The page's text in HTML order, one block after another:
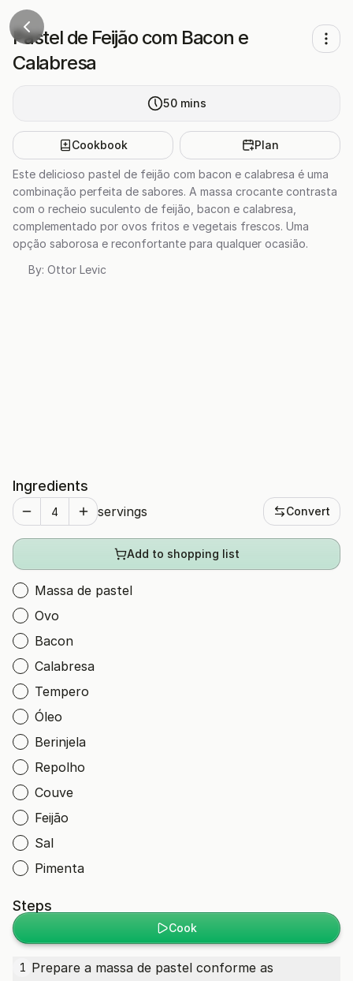
Pastel de Feijão com Bacon e
Calabresa
50 mins
Cookbook Plan
Este delicioso pastel de feijão com bacon e calabresa é uma
combinação perfeita de sabores. A massa crocante contrasta
com o recheio suculento de feijão, bacon e calabresa,
complementado por ovos fritos e vegetais frescos. Uma
opção saborosa e reconfortante para qualquer ocasião.
By: Ottor Levic
Ingredients
servings Convert
Add to shopping list
Massa de pastel
Ovo
Bacon
Calabresa
Tempero
Óleo
Berinjela
Repolho
Couve
Feijão
Sal
Pimenta
Steps
Cook
1 Prepare a massa de pastel conforme as